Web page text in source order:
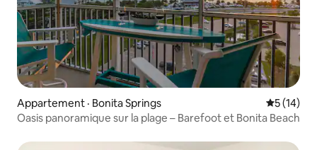
Appartement · Bonita Springs Note
5 (14)
Oasis panoramique sur la plage – Barefoot et Bonita Beach